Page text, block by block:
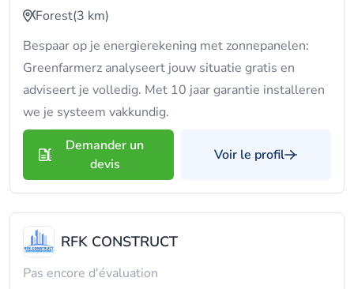
Forest(3 km)
Bespaar op je energierekening met zonnepanelen:
Greenfarmerz analyseert jouw situatie gratis en
adviseert je volledig. Met 10 jaar garantie installeren
we je systeem vakkundig.
Demander un
devis
Voir le profil
RFK CONSTRUCT
Pas encore d'évaluation